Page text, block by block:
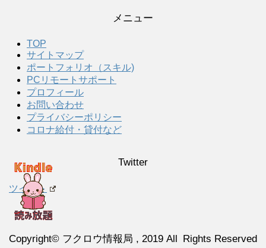
メニュー
TOP
サイトマップ
ポートフォリオ（スキル)
PCリモートサポート
プロフィール
お問い合わせ
プライバシーポリシー
コロナ給付・貸付など
Twitter
ツイート
Copyright© フクロウ情報局 , 2019 All Rights Reserved